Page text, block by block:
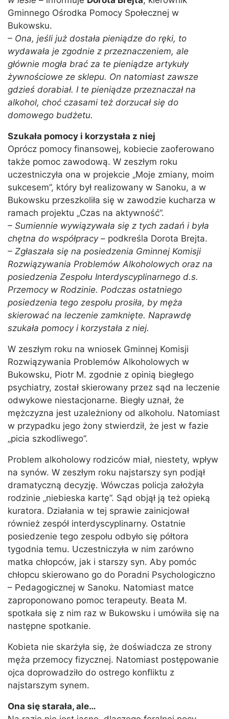
Gminnego Ośrodka Pomocy Społecznej w
Bukowsku.
– Ona, jeśli już dostała pieniądze do ręki, to
wydawała je zgodnie z przeznaczeniem, ale
głównie mogła brać za te pieniądze artykuły
żywnościowe ze sklepu. On natomiast zawsze
gdzieś dorabiał. I te pieniądze przeznaczał na
alkohol, choć czasami też dorzucał się do
domowego budżetu.
Szukała pomocy i korzystała z niej
Oprócz pomocy finansowej, kobiecie zaoferowano
także pomoc zawodową. W zeszłym roku
uczestniczyła ona w projekcie „Moje zmiany, moim
sukcesem”, który był realizowany w Sanoku, a w
Bukowsku przeszkoliła się w zawodzie kucharza w
ramach projektu „Czas na aktywność”.
– Sumiennie wywiązywała się z tych zadań i była
chętna do współpracy – podkreśla Dorota Brejta.
– Zgłaszała się na posiedzenia Gminnej Komisji
Rozwiązywania Problemów Alkoholowych oraz na
posiedzenia Zespołu Interdyscyplinarnego d.s.
Przemocy w Rodzinie. Podczas ostatniego
posiedzenia tego zespołu prosiła, by męża
skierować na leczenie zamknięte. Naprawdę
szukała pomocy i korzystała z niej.
W zeszłym roku na wniosek Gminnej Komisji
Rozwiązywania Problemów Alkoholowych w
Bukowsku, Piotr M. zgodnie z opinią biegłego
psychiatry, został skierowany przez sąd na leczenie
odwykowe niestacjonarne. Biegły uznał, że
mężczyzna jest uzależniony od alkoholu. Natomiast
w przypadku jego żony stwierdził, że jest w fazie
„picia szkodliwego”.
Problem alkoholowy rodziców miał, niestety, wpływ
na synów. W zeszłym roku najstarszy syn podjął
dramatyczną decyzję. Wówczas policja założyła
rodzinie „niebieska kartę”. Sąd objął ją też opieką
kuratora. Działania w tej sprawie zainicjował
również zespół interdyscyplinarny. Ostatnie
posiedzenie tego zespołu odbyło się półtora
tygodnia temu. Uczestniczyła w nim zarówno
matka chłopców, jak i starszy syn. Aby pomóc
chłopcu skierowano go do Poradni Psychologiczno
– Pedagogicznej w Sanoku. Natomiast matce
zaproponowano pomoc terapeuty. Beata M.
spotkała się z nim raz w Bukowsku i umówiła się na
następne spotkanie.
Kobieta nie skarżyła się, że doświadcza ze strony
męża przemocy fizycznej. Natomiast postępowanie
ojca doprowadziło do ostrego konfliktu z
najstarszym synem.
Ona się starała, ale…